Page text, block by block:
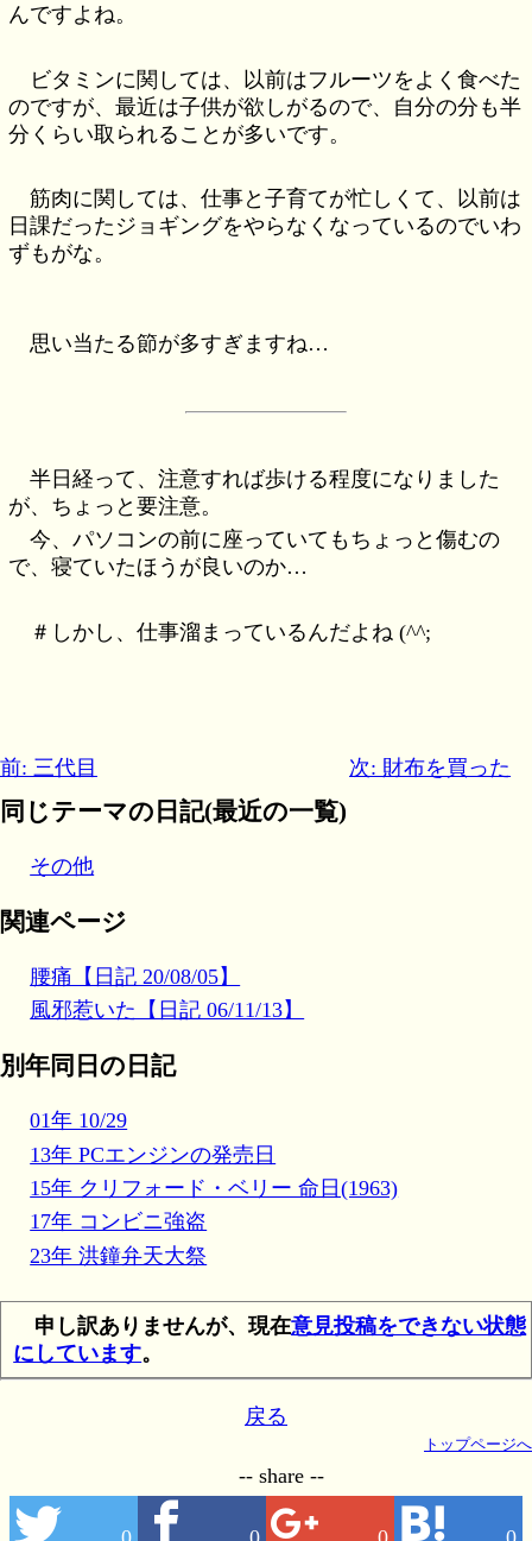
んですよね。
ビタミンに関しては、以前はフルーツをよく食べた
のですが、最近は子供が欲しがるので、自分の分も半
分くらい取られることが多いです。
筋肉に関しては、仕事と子育てが忙しくて、以前は
日課だったジョギングをやらなくなっているのでいわ
ずもがな。
思い当たる節が多すぎますね…
半日経って、注意すれば歩ける程度になりました
が、ちょっと要注意。
今、パソコンの前に座っていてもちょっと傷むの
で、寝ていたほうが良いのか…
＃しかし、仕事溜まっているんだよね (^^;
前: 三代目 次: 財布を買った
同じテーマの日記(最近の一覧)
その他
関連ページ
腰痛【日記 20/08/05】
風邪惹いた【日記 06/11/13】
別年同日の日記
01年 10/29
13年 PCエンジンの発売日
15年 クリフォード・ベリー 命日(1963)
17年 コンビニ強盗
23年 洪鐘弁天大祭
申し訳ありませんが、現在意見投稿をできない状態
にしています。
戻る
トップページへ
-- share --
0 0 0 0